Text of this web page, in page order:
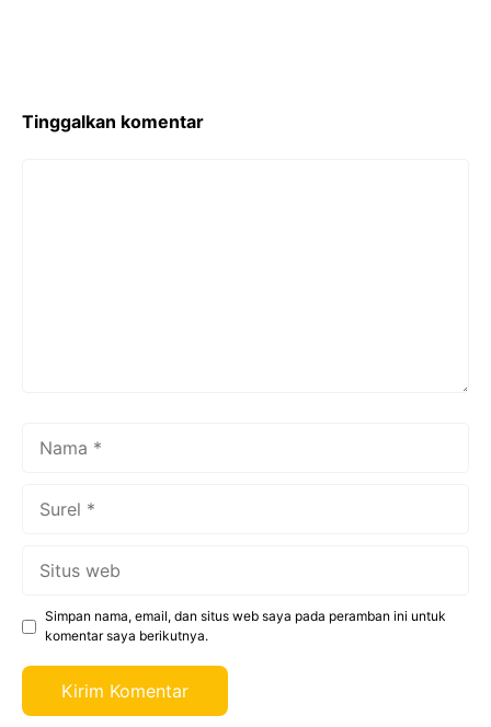
Tinggalkan komentar
Simpan nama, email, dan situs web saya pada peramban ini untuk
komentar saya berikutnya.